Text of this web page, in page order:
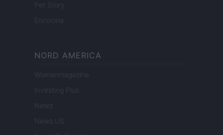
Pet Story
Encocina
NORD AMERICA
Womanmagazine
Investing Plus
Newz
Newz US